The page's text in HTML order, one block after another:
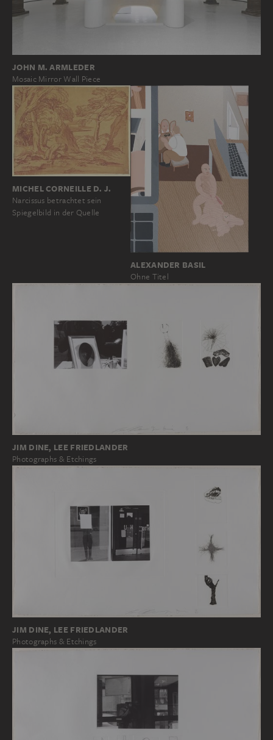
JOHN M. ARMLEDER
Mosaic Mirror Wall Piece
MICHEL CORNEILLE D. J.
Narcissus betrachtet sein
Spiegelbild in der Quelle
ALEXANDER BASIL
Ohne Titel
JIM DINE, LEE FRIEDLANDER
Photographs & Etchings
JIM DINE, LEE FRIEDLANDER
Photographs & Etchings